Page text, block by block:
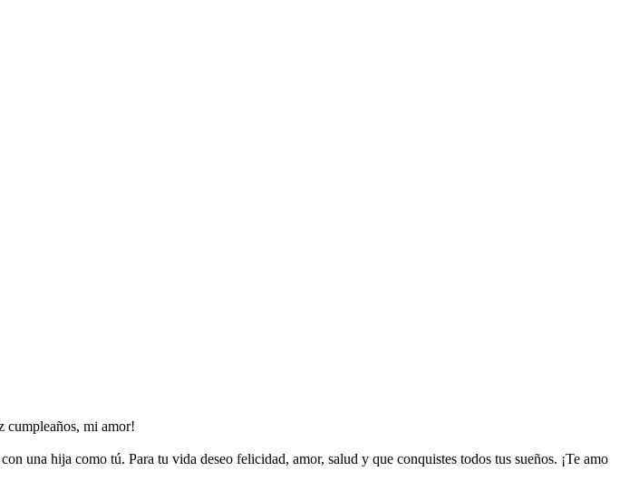
cumpleaños, mi amor!
una hija como tú. Para tu vida deseo felicidad, amor, salud y que conquistes todos tus sueños. ¡Te amo